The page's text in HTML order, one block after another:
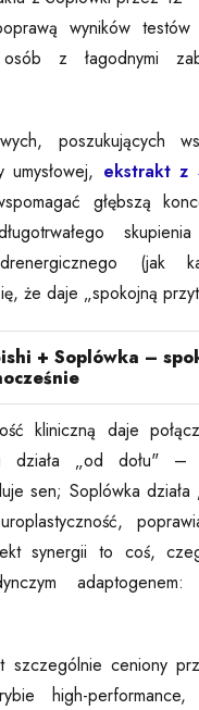
wyników testów
z łagodnymi
poszukujących
ekstrakt z
głębszą
(jak
że daje „spokojną
+ Soplówka –
kliniczną daje
działa „od dołu" –
sen; Soplówka
synergii to coś,
adaptogenem:
szczególnie ceniony
high-performance,